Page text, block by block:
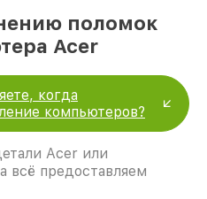
поломок
Acer
когда
компьютеров?
Acer или
всё предоставляем